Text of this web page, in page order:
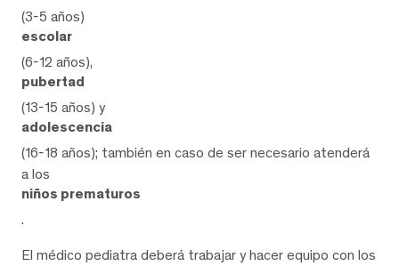
(3-5 años)
escolar
(6-12 años),
pubertad
(13-15 años) y
adolescencia
(16-18 años); también en caso de ser necesario atenderá
a los
niños prematuros
.
El médico pediatra deberá trabajar y hacer equipo con los